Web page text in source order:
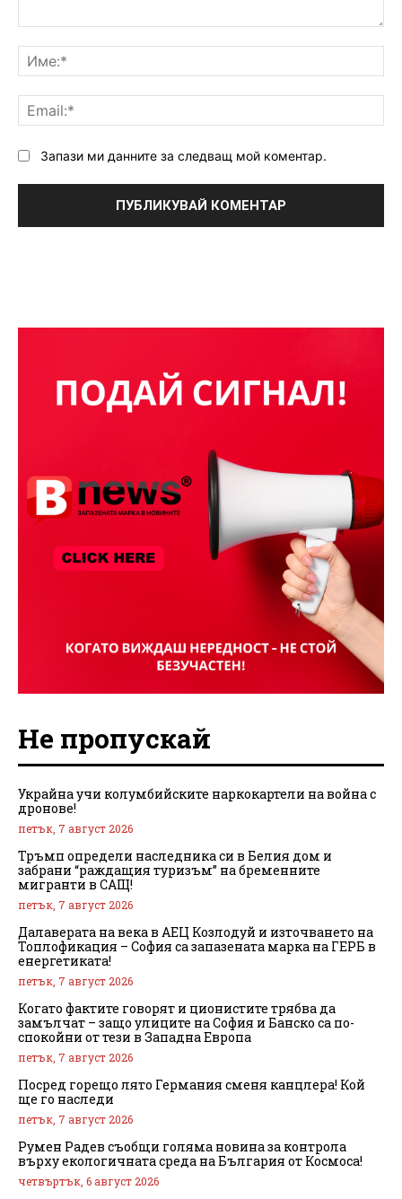
Запази ми данните за следващ мой коментар.
Не пропускай
Украйна учи колумбийските наркокартели на война с
дронове!
петък, 7 август 2026
Тръмп определи наследника си в Белия дом и
забрани “раждащия туризъм” на бременните
мигранти в САЩ!
петък, 7 август 2026
Далаверата на века в АЕЦ Козлодуй и източването на
Топлофикация – София са запазената марка на ГЕРБ в
енергетиката!
петък, 7 август 2026
Когато фактите говорят и ционистите трябва да
замълчат – защо улиците на София и Банско са по-
спокойни от тези в Западна Европа
петък, 7 август 2026
Посред горещо лято Германия сменя канцлера! Кой
ще го наследи
петък, 7 август 2026
Румен Радев съобщи голяма новина за контрола
върху екологичната среда на България от Космоса!
четвъртък, 6 август 2026